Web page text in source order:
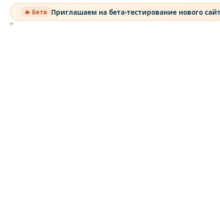
🔥 Бета Приглашаем на бета-тестирование нового
>